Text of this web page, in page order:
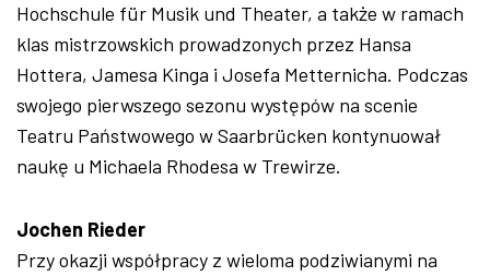
Hochschule für Musik und Theater, a także w ramach
klas mistrzowskich prowadzonych przez Hansa
Hottera, Jamesa Kinga i Josefa Metternicha. Podczas
swojego pierwszego sezonu występów na scenie
Teatru Państwowego w Saarbrücken kontynuował
naukę u Michaela Rhodesa w Trewirze.
Jochen Rieder
Przy okazji współpracy z wieloma podziwianymi na